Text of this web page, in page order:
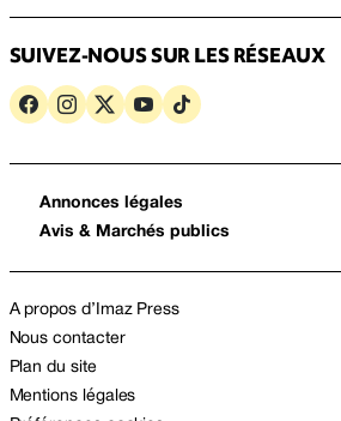
SUIVEZ-NOUS SUR LES RÉSEAUX
Annonces légales
Avis & Marchés publics
A propos d’Imaz Press
Nous contacter
Plan du site
Mentions légales